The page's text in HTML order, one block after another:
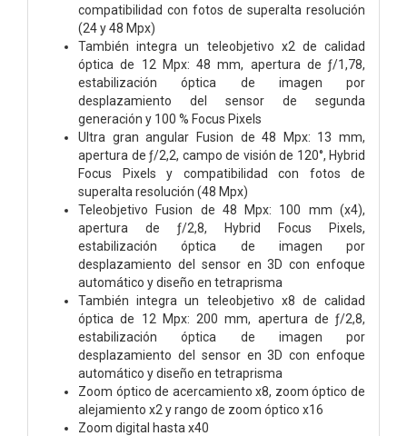
compati­bilidad con fotos de superalta resolución
(24 y 48 Mpx)
También integra un teleobjetivo x2 de calidad
óptica de 12 Mpx: 48 mm, apertura de ƒ/1,78,
estabilización óptica de imagen por
desplazamiento del sensor de segunda
generación y 100 % Focus Pixels
Ultra gran angular Fusion de 48 Mpx: 13 mm,
apertura de ƒ/2,2, campo de visión de 120°, Hybrid
Focus Pixels y compati­bilidad con fotos de
superalta resolución (48 Mpx)
Teleobjetivo Fusion de 48 Mpx: 100 mm (x4),
apertura de ƒ/2,8, Hybrid Focus Pixels,
estabilización óptica de imagen por
desplazamiento del sensor en 3D con enfoque
automático y diseño en tetraprisma
También integra un teleobjetivo x8 de calidad
óptica de 12 Mpx: 200 mm, apertura de ƒ/2,8,
estabilización óptica de imagen por
desplazamiento del sensor en 3D con enfoque
automático y diseño en tetraprisma
Zoom óptico de acercamiento x8, zoom óptico de
alejamiento x2 y rango de zoom óptico x16
Zoom digital hasta x40